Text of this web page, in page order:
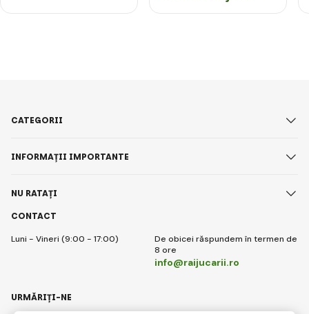
CONTACT
Luni - Vineri (9:00 - 17:00)
De obicei răspundem în termen de
8 ore
info@raijucarii.ro
CATEGORII
INFORMAȚII IMPORTANTE
NU RATAȚI
URMĂRIȚI-NE